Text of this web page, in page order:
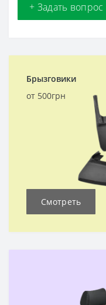
+ Задать вопрос
Брызговики
от 500грн
Смотреть